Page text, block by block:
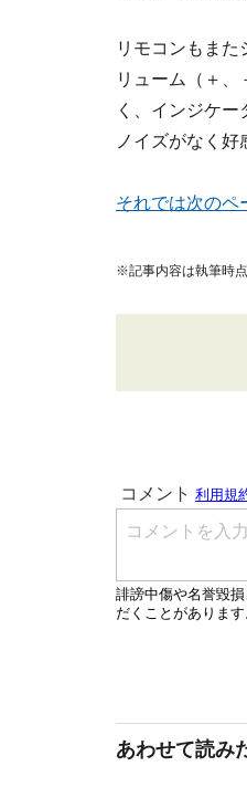
リモコンもま
リューム（＋
く、インジケ
ノイズがなく好
それでは次のペ
※記事内容は執筆時
あわせて読み